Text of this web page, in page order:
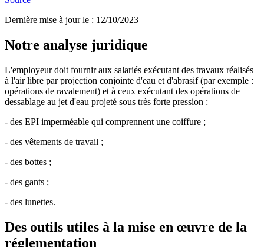
Dernière mise à jour le : 12/10/2023
Notre analyse juridique
L'employeur doit fournir aux salariés exécutant des travaux réalisés
à l'air libre par projection conjointe d'eau et d'abrasif (par exemple :
opérations de ravalement) et à ceux exécutant des opérations de
dessablage au jet d'eau projeté sous très forte pression :
- des EPI imperméable qui comprennent une coiffure ;
- des vêtements de travail ;
- des bottes ;
- des gants ;
- des lunettes.
Des outils utiles à la mise en œuvre de la
réglementation